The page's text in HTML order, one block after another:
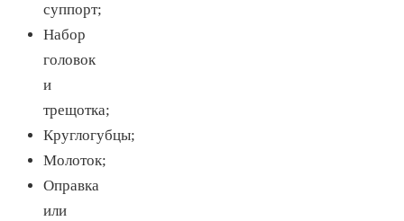
суппорт;
Набор
головок
и
трещотка;
Круглогубцы;
Молоток;
Оправка
или